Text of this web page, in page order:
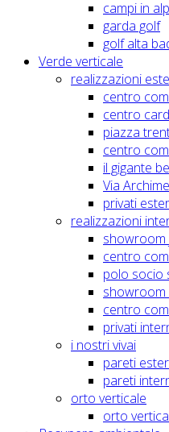
campi in
garda golf
golf alta
Verde verticale
realizzazioni
centro
centro
piazza
centro
il gigante
Via
privati
realizzazioni
showroom
centro
polo socio
showroom
centro
privati
i nostri vivai
pareti
pareti
orto verticale
orto